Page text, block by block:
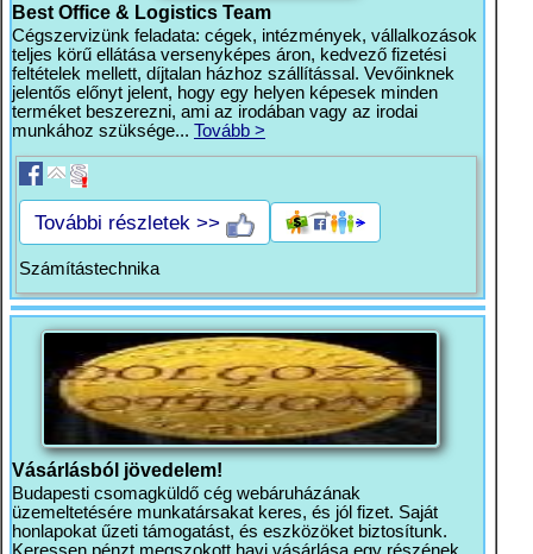
Best Office & Logistics Team
Cégszervizünk feladata: cégek, intézmények, vállalkozások
teljes körű ellátása versenyképes áron, kedvező fizetési
feltételek mellett, díjtalan házhoz szállítással. Vevőinknek
jelentős előnyt jelent, hogy egy helyen képesek minden
terméket beszerezni, ami az irodában vagy az irodai
munkához szüksége... Tovább >
További részletek >>
Számítástechnika
Vásárlásból jövedelem!
Budapesti csomagküldő cég webáruházának
üzemeltetésére munkatársakat keres, és jól fizet. Saját
honlapokat űzeti támogatást, és eszközöket biztosítunk.